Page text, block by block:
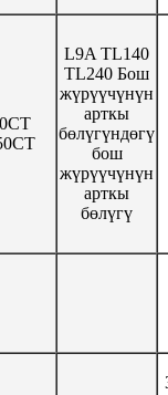
L9A TL140
TL240 Бош
жүрүүчүнүн
арткы
бөлүгүндөгү
бош
жүрүүчүнүн
арткы
бөлүгү